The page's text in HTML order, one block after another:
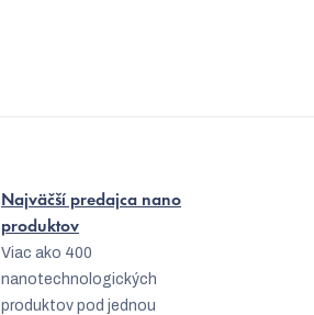
Najväčší predajca nano
produktov
Viac ako 400
nanotechnologických
produktov pod jednou